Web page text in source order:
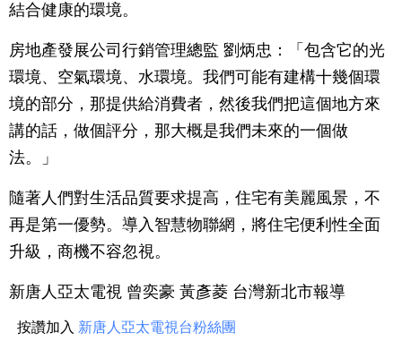
結合健康的環境。
房地產發展公司行銷管理總監 劉炳忠：「包含它的光
環境、空氣環境、水環境。我們可能有建構十幾個環
境的部分，那提供給消費者，然後我們把這個地方來
講的話，做個評分，那大概是我們未來的一個做
法。」
隨著人們對生活品質要求提高，住宅有美麗風景，不
再是第一優勢。導入智慧物聯網，將住宅便利性全面
升級，商機不容忽視。
新唐人亞太電視 曾奕豪 黃彥菱 台灣新北市報導
按讚加入 新唐人亞太電視台粉絲團